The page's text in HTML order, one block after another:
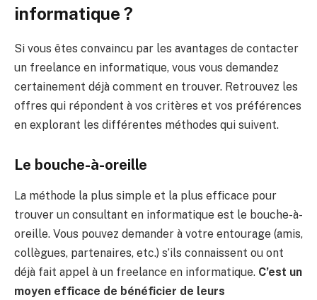
informatique ?
Si vous êtes convaincu par les avantages de contacter
un freelance en informatique, vous vous demandez
certainement déjà comment en trouver. Retrouvez les
offres qui répondent à vos critères et vos préférences
en explorant les différentes méthodes qui suivent.
Le bouche-à-oreille
La méthode la plus simple et la plus efficace pour
trouver un consultant en informatique est le bouche-à-
oreille. Vous pouvez demander à votre entourage (amis,
collègues, partenaires, etc.) s’ils connaissent ou ont
déjà fait appel à un freelance en informatique. C’est un
moyen efficace de bénéficier de leurs